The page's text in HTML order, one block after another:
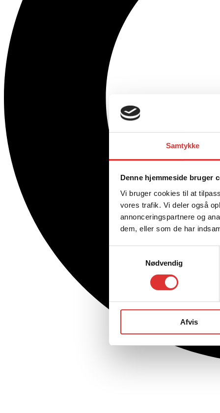
Samtykke
Denne hjemmeside bruger
Vi bruger cookies til at
vores trafik. Vi deler også
annonceringspartnere og
dem, eller som de har
Nødvendig
Afvis